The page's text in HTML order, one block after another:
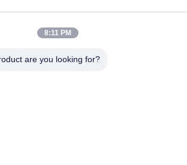
Kota Dongguan, Provinsi Guangdong,
Kebijakan Privasi|Sitemap
8:11 PM
are you looking for?